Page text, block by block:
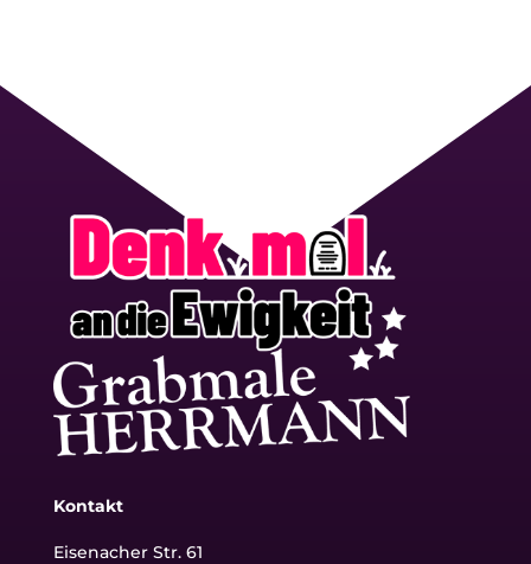
Kontakt
Eisenacher Str. 61